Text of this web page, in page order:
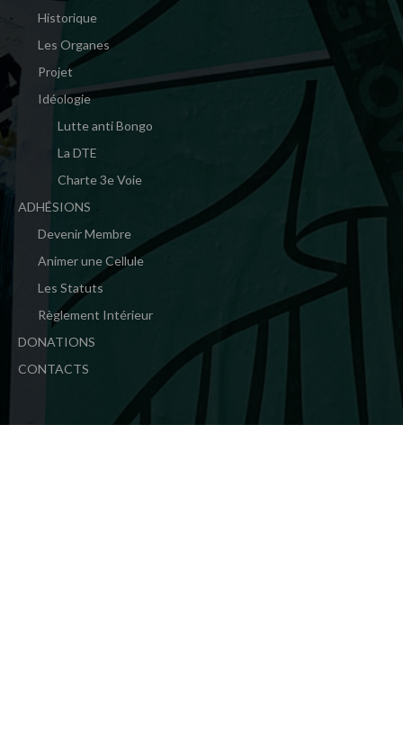
Historique
Les Organes
Projet
Idéologie
Lutte anti Bongo
La DTE
Charte 3e Voie
ADHÉSIONS
Devenir Membre
Animer une Cellule
Les Statuts
Règlement Intérieur
DONATIONS
CONTACTS